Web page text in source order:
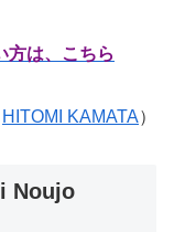
方は、こちら
HITOMI KAMATA）
Noujo